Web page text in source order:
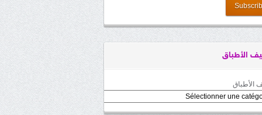
الأطباق
الأطباق